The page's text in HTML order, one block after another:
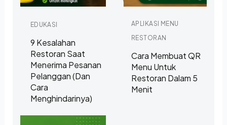
EDUKASI
9 Kesalahan
Restoran Saat
Menerima Pesanan
Pelanggan (dan
Cara
Menghindarinya)
APLIKASI MENU
RESTORAN
Cara Membuat QR
Menu Untuk
Restoran Dalam 5
Menit